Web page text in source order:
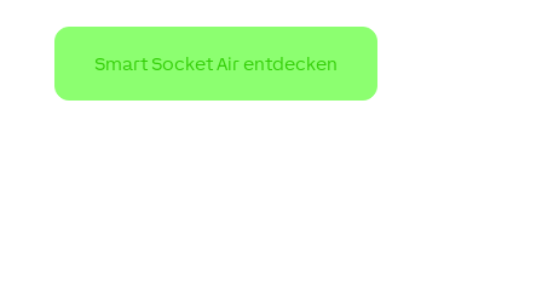
Smart Socket Air entdecken